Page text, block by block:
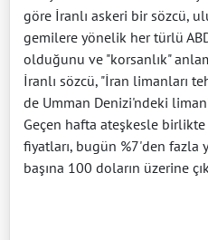
göre İranlı askeri bir sözcü,
gemilere yönelik her türlü ABD
olduğunu ve "korsanlık"
İranlı sözcü, "İran limanları
de Umman Denizi'ndeki
Geçen hafta ateşkesle
fiyatları, bugün %7'den fazla
başına 100 doların ​üzerine